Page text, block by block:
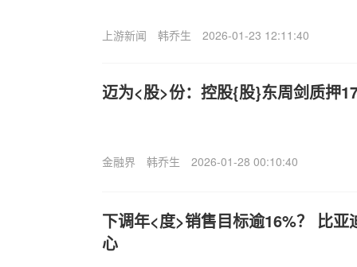
上游新闻 韩乔生 2026-01-23 12:11:40
迈为<股>份：控股{股}东周剑质押
金融界 韩乔生 2026-01-28 00:10:40
下调年<度>销售目标逾16%？ 比亚
心